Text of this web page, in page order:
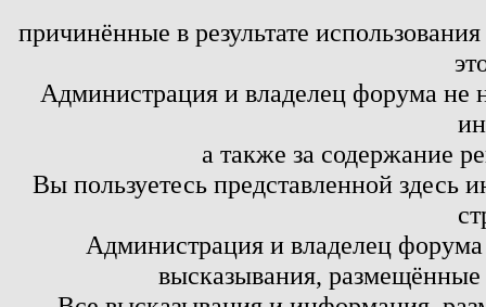
причинённые в результате
Администрация и владелец форума не
а также за содержание
Вы пользуетесь представленной здесь
Администрация и владелец
высказывания,